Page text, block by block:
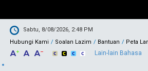
Sabtu, 8/08/2026, 2:48 PM
Hubungi Kami
Soalan Lazim Bantuan Peta
Lain-lain Bahasa